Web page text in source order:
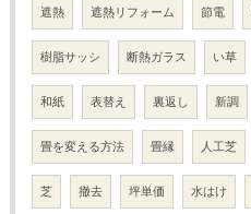
遮熱 遮熱リフォーム 節電
樹脂サッシ 断熱ガラス い草
和紙 表替え 裏返し 新調
畳を変える方法 畳縁 人工芝
芝 撤去 坪単価 水はけ